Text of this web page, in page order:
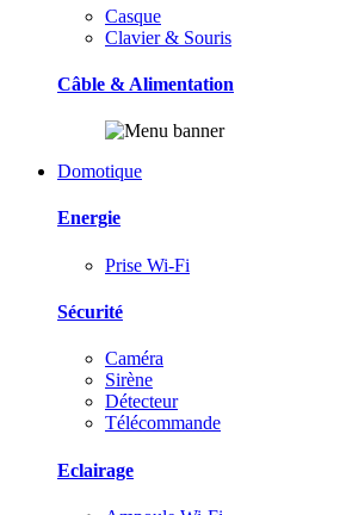
Casque
Clavier & Souris
Câble & Alimentation
Domotique
Energie
Prise Wi-Fi
Sécurité
Caméra
Sirène
Détecteur
Télécommande
Eclairage